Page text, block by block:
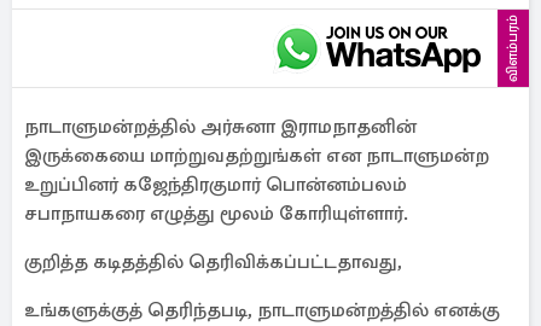
விளம்பரம்
நாடாளுமன்றத்தில் அர்சுனா இராமநாதனின்
இருக்கையை மாற்றுவதற்றுங்கள் என நாடாளுமன்ற
உறுப்பினர் கஜேந்திரகுமார் பொன்னம்பலம்
சபாநாயகரை எழுத்து மூலம் கோரியுள்ளார்.
குறித்த கடிதத்தில் தெரிவிக்கப்பட்டதாவது,
உங்களுக்குத் தெரிந்தபடி, நாடாளுமன்றத்தில் எனக்கு